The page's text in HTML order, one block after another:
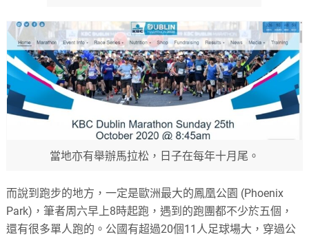
當地亦有舉辦馬拉松，日子在每年十月尾。
而說到跑步的地方，一定是歐洲最大的鳳凰公園 (Phoenix
Park)，筆者周六早上8時起跑，遇到的跑團都不少於五個，
還有很多單人跑的。公國有超過20個11人足球場大，穿過公